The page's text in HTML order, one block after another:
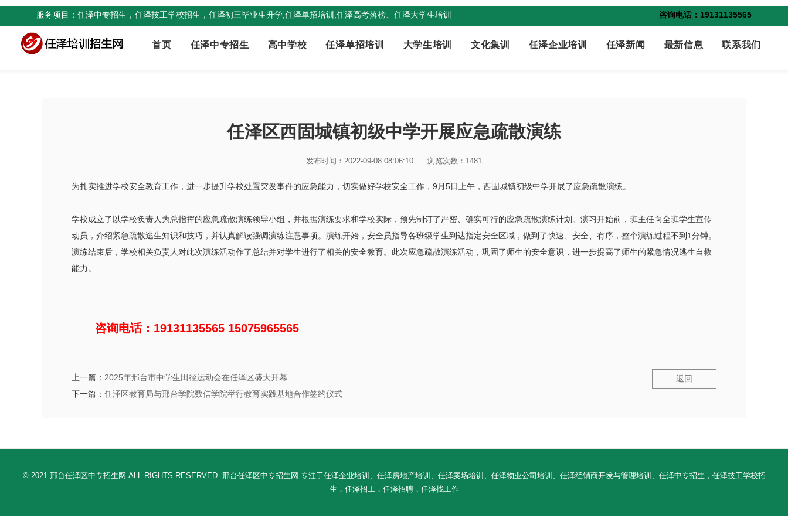
服务项目：任泽中专招生，任泽技工学校招生，任泽初三毕业生升学,任泽单招培训,任泽高考落榜、任泽大学生培训 咨询电话：19131135565
首页 任泽中专招生 高中学校 任泽单招培训 大学生培训 文化集训 任泽企业培训 任泽新闻 最新信息 联系我们
任泽区西固城镇初级中学开展应急疏散演练
发布时间：2022-09-08 08:06:10 浏览次数：1481
为扎实推进学校安全教育工作，进一步提升学校处置突发事件的应急能力，切实做好学校安全工作，9月5日上午，西固城镇初级中学开展了应急疏散演练。
学校成立了以学校负责人为总指挥的应急疏散演练领导小组，并根据演练要求和学校实际，预先制订了严密、确实可行的应急疏散演练计划。演习开始前，班主任向全班学生宣传
动员，介绍紧急疏散逃生知识和技巧，并认真解读强调演练注意事项。演练开始，安全员指导各班级学生到达指定安全区域，做到了快速、安全、有序，整个演练过程不到1分钟。
演练结束后，学校相关负责人对此次演练活动作了总结并对学生进行了相关的安全教育。此次应急疏散演练活动，巩固了师生的安全意识，进一步提高了师生的紧急情况逃生自救
能力。
咨询电话：19131135565 15075965565
上一篇： 2025年邢台市中学生田径运动会在任泽区盛大开幕
下一篇： 任泽区教育局与邢台学院数信学院举行教育实践基地合作签约仪式
返回
© 2021 邢台任泽区中专招生网 ALL RIGHTS RESERVED. 邢台任泽区中专招生网 专注于任泽企业培训、任泽房地产培训、任泽案场培训、任泽物业公司培训、任泽经销商开发与管理培训、任泽中专招生，任泽技工学校招
生，任泽招工，任泽招聘，任泽找工作